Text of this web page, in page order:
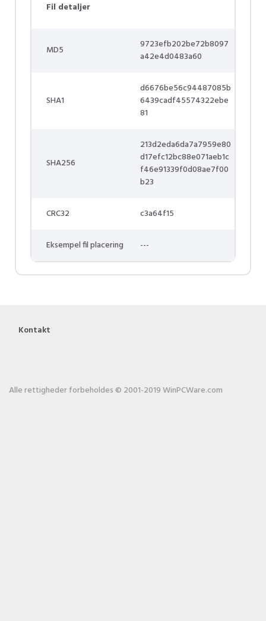
Fil detaljer
MD5
9723efb202be72b8097
a42e4d0483a60
SHA1
d6676be56c94487085b
6439cadf45574322ebe
81
SHA256
213d2eda6da7a7959e80
d17efc12bc88e071aeb1c
f46e91339f0d08ae7f00
b23
CRC32 c3a64f15
Eksempel fil placering ---
Kontakt
Alle rettigheder forbeholdes © 2001-2019 WinPCWare.com